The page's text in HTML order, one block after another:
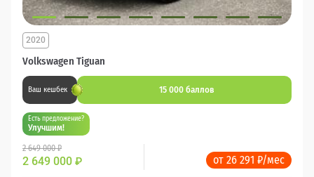
Volkswagen Tiguan
2020
Ваш кешбек 15 000 баллов
Есть предложение?
Улучшим!
2 649 000 ₽
2 649 000 ₽ от 26 291 ₽/мес